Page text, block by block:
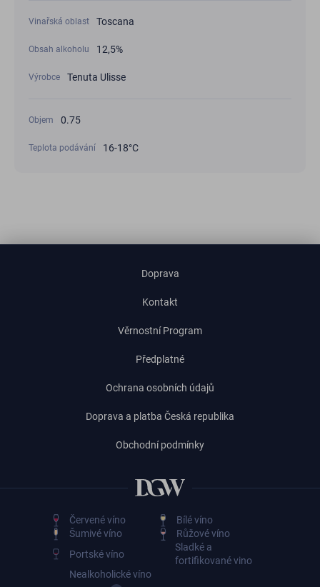
Vinařská oblast Toscana
Obsah alkoholu 12,5%
Výrobce Tenuta Ulisse
Objem 0.75
Teplota podávání 16-18°С
Doprava
Kontakt
Věrnostní Program
Předplatné
Ochrana osobních údajů
Doprava a platba Česká republika
Obchodní podmínky
Červené víno
Bílé víno
Šumivé víno
Růžové víno
Portské víno
Sladké a
fortifikované vino
Nealkoholické víno